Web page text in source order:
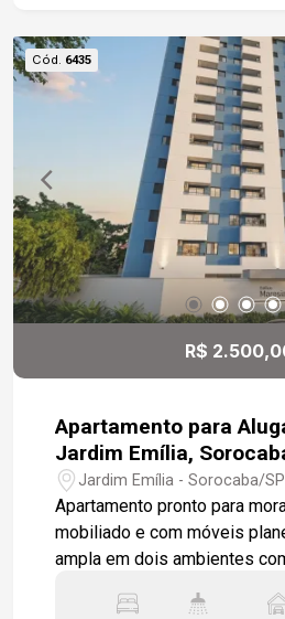
modulado Segundo quarto
e mesa de escritório Ar-
BTUs Cortina blackout
Condomínio Clube Completo
24h para toda a família: 2
Quadra poliesportiva |
churrasqueira | Cinema |
Mulher | Home Office |
serviços com conveniência e
Cód. 6435
R$
Apartamento para
Jardim Emília,
Jardim Emília - Sorocaba/SP
Apartamento pronto para
mobiliado e com móveis
ampla em dois ambientes
equipada com armários,